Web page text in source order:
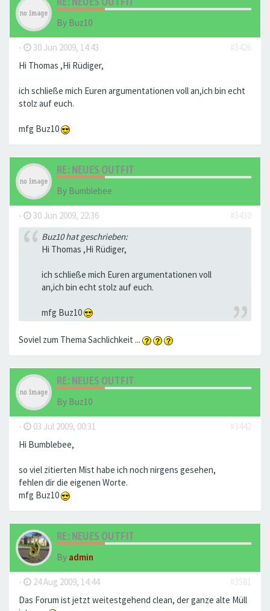
By Buz10
- 30 Jun 2009, 14:43
#3426
Hi Thomas ,Hi Rüdiger,
ich schließe mich Euren argumentationen voll an,ich bin echt
stolz auf euch.
mfg Buz10
RE: NEUES OUTFIT
By Bumblebee
- 30 Jun 2009, 22:36
#3430
Buz10 hat geschrieben:
Hi Thomas ,Hi Rüdiger,
ich schließe mich Euren argumentationen voll
an,ich bin echt stolz auf euch.
mfg Buz10
Soviel zum Thema Sachlichkeit ...
RE: NEUES OUTFIT
By Buz10
- 03 Jul 2009, 00:31
#3442
Hi Bumblebee,
so viel zitierten Mist habe ich noch nirgens gesehen,
fehlen dir die eigenen Worte.
mfg Buz10
RE: NEUES OUTFIT
By admin
- 24 Aug 2009, 14:44
#3581
Das Forum ist jetzt weitestgehend clean, der ganze alte Müll